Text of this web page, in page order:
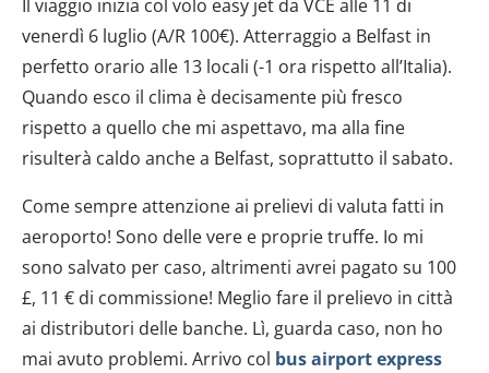
Il viaggio inizia col volo easy jet da VCE alle 11 di
venerdì 6 luglio (A/R 100€). Atterraggio a Belfast in
perfetto orario alle 13 locali (-1 ora rispetto all’Italia).
Quando esco il clima è decisamente più fresco
rispetto a quello che mi aspettavo, ma alla fine
risulterà caldo anche a Belfast, soprattutto il sabato.
Come sempre attenzione ai prelievi di valuta fatti in
aeroporto! Sono delle vere e proprie truffe. Io mi
sono salvato per caso, altrimenti avrei pagato su 100
£, 11 € di commissione! Meglio fare il prelievo in città
ai distributori delle banche. Lì, guarda caso, non ho
mai avuto problemi. Arrivo col bus airport express